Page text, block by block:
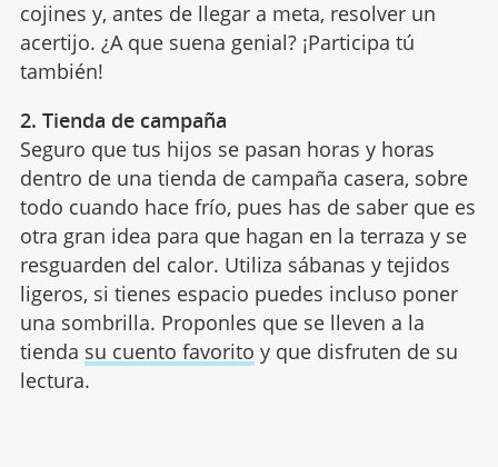
cojines y, antes de llegar a meta, resolver un
acertijo. ¿A que suena genial? ¡Participa tú
también!
2. Tienda de campaña
Seguro que tus hijos se pasan horas y horas
dentro de una tienda de campaña casera, sobre
todo cuando hace frío, pues has de saber que es
otra gran idea para que hagan en la terraza y se
resguarden del calor. Utiliza sábanas y tejidos
ligeros, si tienes espacio puedes incluso poner
una sombrilla. Proponles que se lleven a la
tienda su cuento favorito y que disfruten de su
lectura.